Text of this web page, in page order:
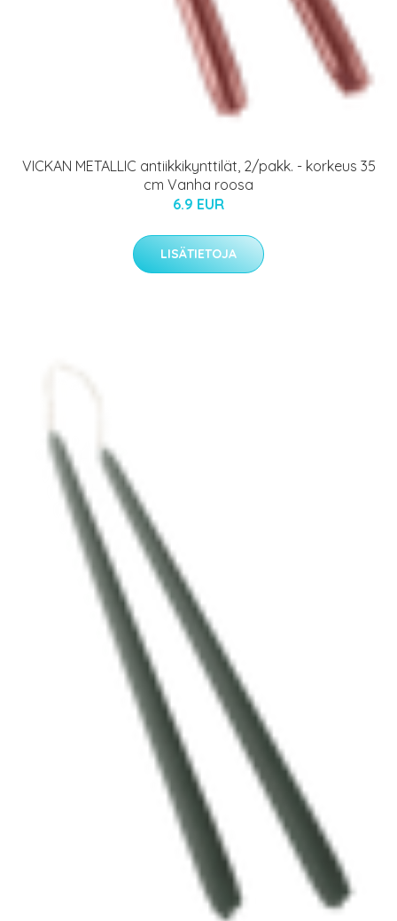
VICKAN METALLIC antiikkikynttilät, 2/pakk. - korkeus 35
cm Vanha roosa
6.9 EUR
LISÄTIETOJA